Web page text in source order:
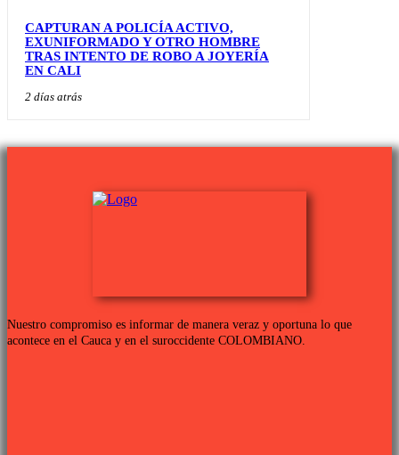
CAPTURAN A POLICÍA ACTIVO,
EXUNIFORMADO Y OTRO HOMBRE
TRAS INTENTO DE ROBO A JOYERÍA
EN CALI
2 días atrás
Nuestro compromiso es informar de manera veraz y oportuna lo que
acontece en el Cauca y en el suroccidente COLOMBIANO.